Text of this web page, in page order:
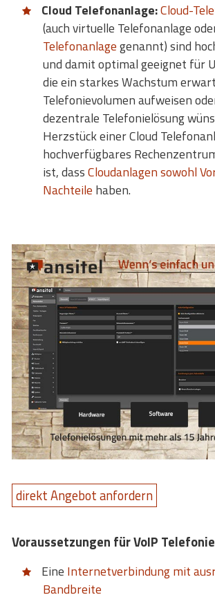
Cloud Telefonanlage:Cloud-
(auch virtuelle Telefonanlage
Telefonanlagegenannt) sind
und damit optimal geeignet für
die ein starkes Wachstum
Telefonievolumen aufweisen
dezentrale Telefonielösung
Herzstück einer Cloud
hochverfügbares
ist, dassCloudanlagen sowohl
Nachteile haben.
direkt Angebot anfordern
Voraussetzungen für VoIP Telefonie
Eine Internetverbindung mit
Bandbreite